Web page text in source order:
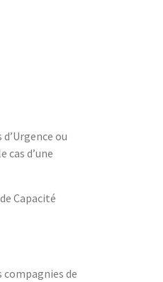
ou
cas d’une
Capacité
compagnies de